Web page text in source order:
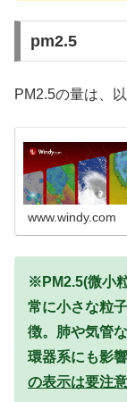
pm2.5
PM2.5の量は、
www.windy.com
※PM2.5(微小
常に小さな粒
徴。肺や気管
環器系にも影
の表示は要注意